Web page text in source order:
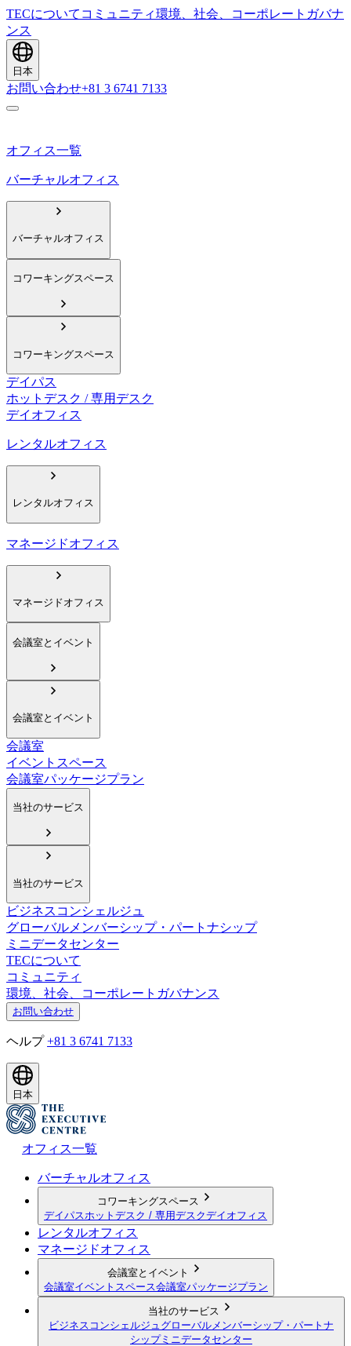
TECについて コミュニティ環境、社会、コーポレートガバナ
ンス
日本
お問い合わせ+81 3 6741 7133
オフィス一覧
バーチャルオフィス
バーチャルオフィス
コワーキングスペース
コワーキングスペース
デイパス
ホットデスク / 専用デスク
デイオフィス
レンタルオフィス
レンタルオフィス
マネージドオフィス
マネージドオフィス
会議室とイベント
会議室とイベント
会議室
イベントスペース
会議室パッケージプラン
当社のサービス
当社のサービス
ビジネスコンシェルジュ
グローバルメンバーシップ・パートナシップ
ミニデータセンター
TECについて
コミュニティ
環境、社会、コーポレートガバナンス
お問い合わせ
ヘルプ +81 3 6741 7133
日本
オフィス一覧
バーチャルオフィス
コワーキングスペース
デイパス ホットデスク / 専用デスクデイオフィス
レンタルオフィス
マネージドオフィス
会議室とイベント
会議室イベントスペース会議室パッケージプラン
当社のサービス
ビジネスコンシェルジュ グローバルメンバーシップ・パートナ
シップミニデータセンター